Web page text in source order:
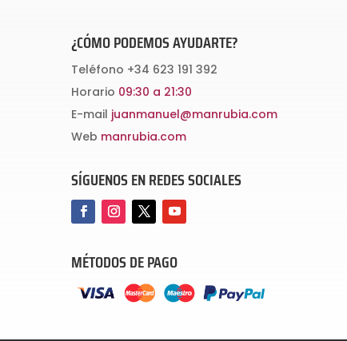
¿CÓMO PODEMOS AYUDARTE?
Teléfono +34 623 191 392
Horario 09:30 a 21:30
E-mail juanmanuel@manrubia.com
Web manrubia.com
SÍGUENOS EN REDES SOCIALES
MÉTODOS DE PAGO